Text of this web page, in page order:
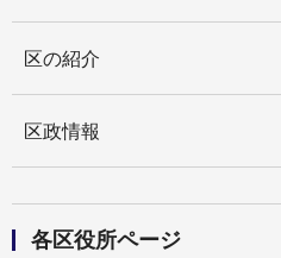
区の紹介
区政情報
各区役所ページ